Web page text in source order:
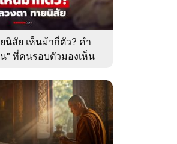
นิสัย เห็นม้ากี่ตัว? คำ
น" ที่คนรอบตัวมองเห็น